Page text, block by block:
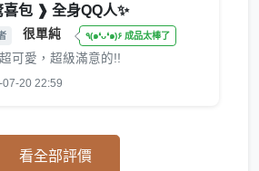
包 ❱ 全身QQ人✨
很單純 ٩(๑❛ᴗ❛๑)۶ 成品太棒了
可愛，超級滿意的!!
07-20 22:59
看全部評價